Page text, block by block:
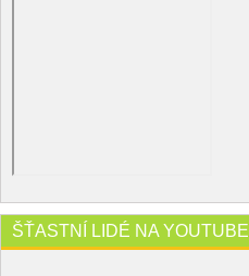
ŠŤASTNÍ LIDÉ NA YOUTUBE